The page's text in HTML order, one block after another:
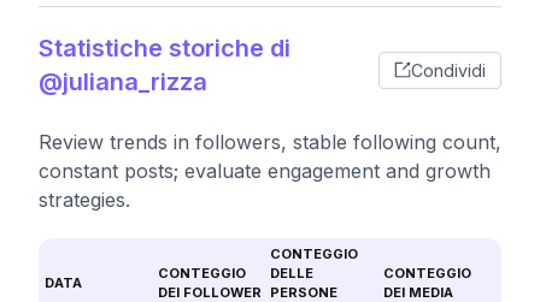
Statistiche storiche di
@juliana_rizza
Condividi
Review trends in followers, stable following count,
constant posts; evaluate engagement and growth
strategies.
DATA
CONTEGGIO
DEI FOLLOWER
CONTEGGIO
DELLE
PERSONE
CONTEGGIO
DEI MEDIA